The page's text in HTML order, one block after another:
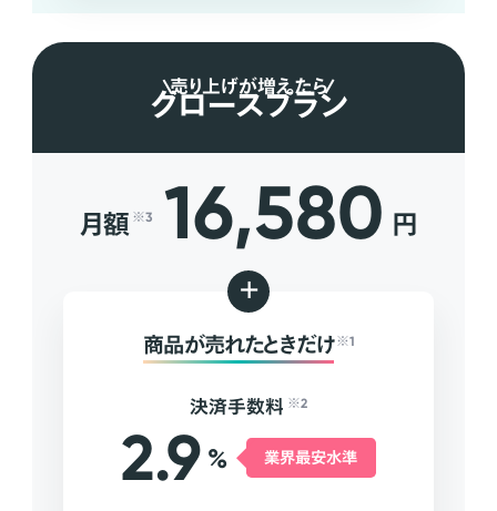
売り上げが増えたら
グロースプラン
月額 ※3 16,580 円
+
商品が売れたときだけ ※1
決済手数料 ※2
2.9 % 業界最安水準